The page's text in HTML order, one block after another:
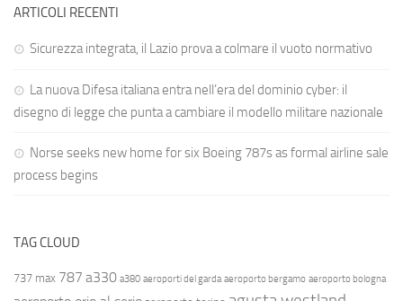
ARTICOLI RECENTI
Sicurezza integrata, il Lazio prova a colmare il vuoto normativo
La nuova Difesa italiana entra nell’era del dominio cyber: il
disegno di legge che punta a cambiare il modello militare nazionale
Norse seeks new home for six Boeing 787s as formal airline sale
process begins
TAG CLOUD
737 max 787 a330 a380 aeroporti del garda aeroporto bergamo aeroporto bologna